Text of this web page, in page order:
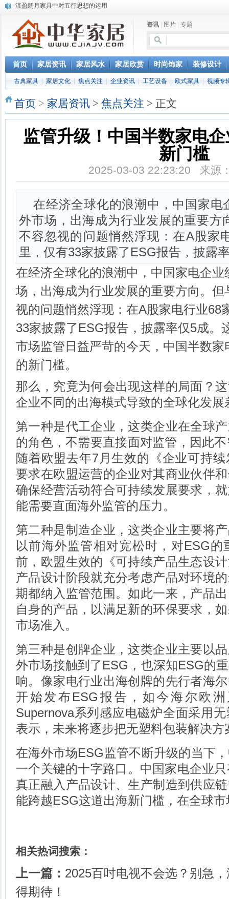
淇盈朗月家具中对五行思想的运用
还是“海尔冰箱造”!IEC国际保鲜标准再版
怎样用家具布置出好的办公室风水
您办公家具的贴心管家——北京办公家具网办公家具维修服务部成立
资讯 图片 专题
首页 家居资讯 家居风水 家居欣赏 时尚饰家 装修设计
古典家具 家居文化 焦点关注 企业资讯 工艺设备 欧式家具 视频专
首页 > 家居资讯 > 焦点关注 > 正文
监管升级！中国半数家电
新门槛
2025-03-03 22:23:20 来源
在经济全球化的浪潮中，中国家电
外市场，出海成为行业发展的重要方
不容忽视的问题悄然浮现：在A股家
里，仅有33家披露了ESG报告，披露
在经济全球化的浪潮中，中国家电企
场，出海成为行业发展的重要方向。
视的问题悄然浮现：在A股家电行业68
33家披露了ESG报告，披露率仅5成。
市场监管日益严苛的今天，中国半数
的新门槛。
那么，究竟为何会出现这样的局面？
企业不同的出海模式导致的全球化发展
第一种是代工企业，这类企业在全球
的角色，不需要直接面对监管，因此
随着欧盟去年7月生效的《企业可持
要求在欧盟运营的企业对其商业伙伴
确保经营活动符合可持续发展要求，
能需要直面海外监管的压力。
第二种是制造企业，这类企业主要将
以前海外监管相对宽松时，对ESG
前，欧盟生效的《可持续产品生态设
产品设计阶段就充分考虑产品对环境
期都纳入监管范围。如此一来，产品
自身的产品，以满足新的环保要求，
市场准入。
第三种是创牌企业，这类企业主要以
外市场接触到了ESG，也深知ESG的
响。像家电行业出海创牌的先行者海
开始发布ESG报告，如今海尔欧
Supernova系列感应电磁炉全面采用
表示，未来将逐步把无塑料包装解决
在海外市场ESG监管不断升级的当下
一个关键的十字路口。中国家电企业
真正融入产品设计、生产制造到供应
能跨越ESG这道出海新门槛，在全球
相关热词搜索：
上一篇： 2025百吋电视不会选？别急
得期待！